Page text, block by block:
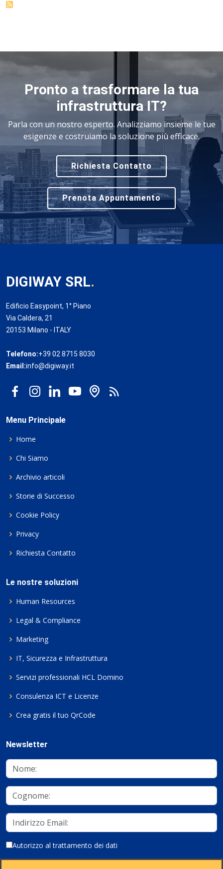
Pronto a trasformare la tua
infrastruttura IT?
Parla con un nostro esperto. Analizziamo insieme le tue
esigenze e costruiamo la soluzione più efficace.
Richiesta Contatto
Prenota Appuntamento
DIGIWAY SRL.
Edificio Easypoint, 1° Piano
Via Caldera, 21
20153 Milano - ITALY
Telefono:+39 02 8715 8030
Email:info@digiway.it
Menu Principale
Home
Chi Siamo
Archivio articoli
Storie di Successo
Cookie Policy
Privacy
Richiesta Contatto
Le nostre soluzioni
Human Resources
Legal & Compliance
Marketing
IT, Sicurezza e Infrastruttura
Servizi professionali HCL Domino
Consulenza ICT e Licenze
Crea gratis il tuo QrCode
Newsletter
Autorizzo al trattamento dei dati